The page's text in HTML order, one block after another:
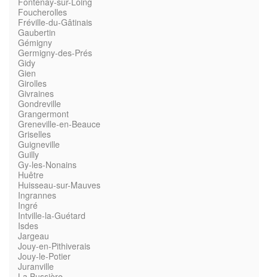
Foucherolles
Fréville-du-Gâtinais
Gaubertin
Gémigny
Germigny-des-Prés
Gidy
Gien
Girolles
Givraines
Gondreville
Grangermont
Greneville-en-Beauce
Griselles
Guigneville
Guilly
Gy-les-Nonains
Huêtre
Huisseau-sur-Mauves
Ingrannes
Ingré
Intville-la-Guétard
Isdes
Jargeau
Jouy-en-Pithiverais
Jouy-le-Potier
Juranville